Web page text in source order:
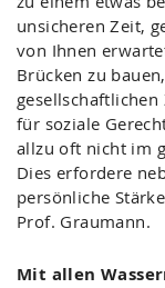
unsicheren Zeit,
von Ihnen
Brücken zu
für soziale
allzu oft nicht im
Dies erfordere
persönliche
Prof. Graumann.
Mit allen